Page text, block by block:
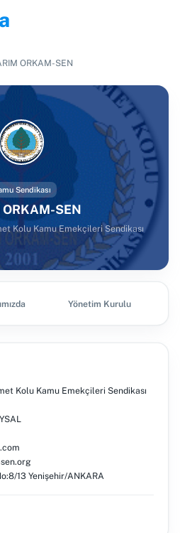
ORKAM-SEN
Sendikası
ORKAM-SEN
Kolu Kamu Emekçileri Sendikası
Yönetim Kurulu
Kolu Kamu Emekçileri Sendikası
13 Yenişehir/ANKARA